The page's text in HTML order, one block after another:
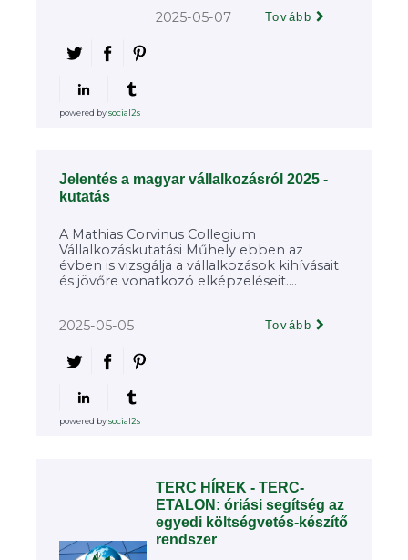
2025-05-07 Tovább
powered bysocial2s
Jelentés a magyar vállalkozásról 2025 -
kutatás
A Mathias Corvinus Collegium
Vállalkozáskutatási Műhely ebben az
évben is vizsgálja a vállalkozások kihívásait
és jövőre vonatkozó elképzeléseit....
2025-05-05 Tovább
powered bysocial2s
TERC HÍREK - TERC-
ETALON: óriási segítség az
egyedi költségvetés-készítő
rendszer